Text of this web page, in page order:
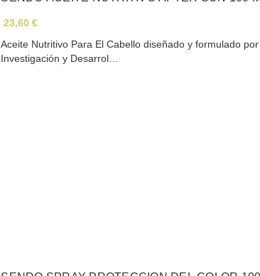
23,60 €
Aceite Nutritivo Para El Cabello diseñado y formulado
Investigación y Desarrol…